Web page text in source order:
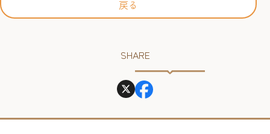
戻る
SHARE